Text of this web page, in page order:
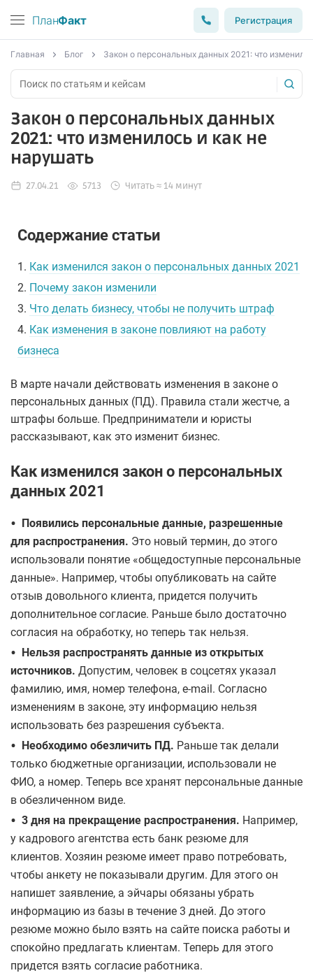
ПланФакт Регистрация
Главная Блог Закон о персональных данных 2021: что
Закон о персональных данных
2021: что изменилось и как не
нарушать
27.04.21 5713 Читать ≈ 14 минут
Содержание статьи
1. Как изменился закон о персональных данных 2021
2. Почему закон изменили
3. Что делать бизнесу, чтобы не получить штраф
4. Как изменения в законе повлияют на работу
бизнеса
В марте начали действовать изменения в законе о
персональных данных (ПД). Правила стали жестче, а
штрафы больше. Предприниматели и юристы
рассказывают, как это изменит бизнес.
Как изменился закон о персональных
данных 2021
• Появились персональные данные, разрешенные
для распространения. Это новый термин, до этого
использовали понятие «общедоступные персональные
данные». Например, чтобы опубликовать на сайте
отзыв довольного клиента, придется получить
дополнительное согласие. Раньше было достаточно
согласия на обработку, но теперь так нельзя.
• Нельзя распространять данные из открытых
источников. Допустим, человек в соцсетях указал
фамилию, имя, номер телефона, e-mail. Согласно
изменениям в законе, эту информацию нельзя
использовать без разрешения субъекта.
• Необходимо обезличить ПД. Раньше так делали
только бюджетные организации, использовали не
ФИО, а номер. Теперь все хранят персональные данные
в обезличенном виде.
• 3 дня на прекращение распространения. Например,
у кадрового агентства есть банк резюме для
клиентов. Хозяин резюме имеет право потребовать,
чтобы анкету не показывали другим. Для этого он
напишет заявление, а эйчары обязаны убрать
информацию из базы в течение 3 дней. До этого
резюме можно было взять на сайте поиска работы и
спокойно предлагать клиентам. Теперь для этого
придется взять согласие работника.